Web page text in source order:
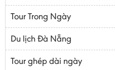
Bến Tre
Cà mau
Cao Bằng
Daknông
Tour Trong Ngày
Du lịch Đà Nẵng
Tour ghép dài ngày